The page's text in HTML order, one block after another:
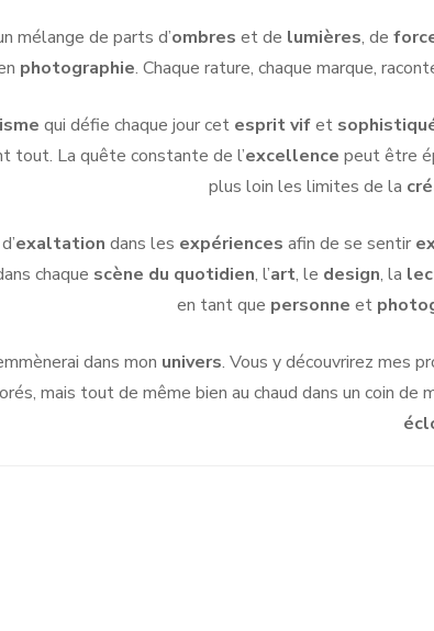
mélange de parts d’ombres et de lumières, de
photographie. Chaque rature, chaque marque,
qui défie chaque jour cet esprit vifet
tout. La quête constante de l’excellence peut être
plus loin les limites de la
exaltation dans les expériences afin de se sentir
chaque scène du quotidien, l’art, le design, la
en tant que personne et
dans mon univers. Vous y découvrirez mes
mais tout de même bien au chaud dans un coin